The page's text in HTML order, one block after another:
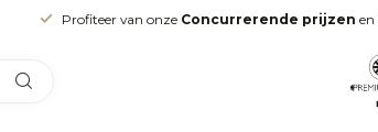
Profiteer van onze Concurrerende prijzen en